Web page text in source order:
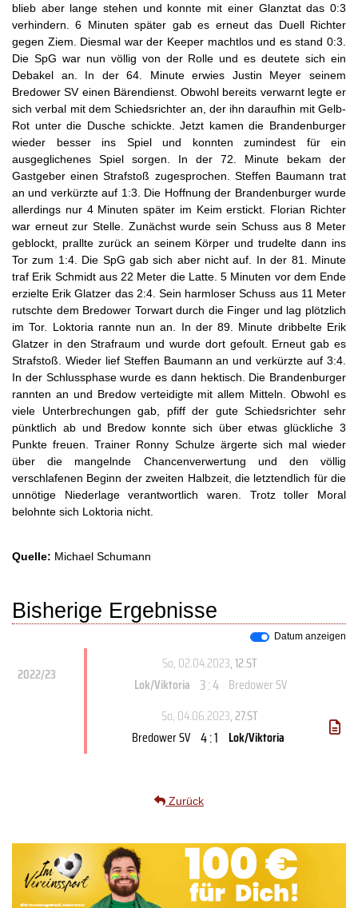
blieb aber lange stehen und konnte mit einer Glanztat das 0:3
verhindern. 6 Minuten später gab es erneut das Duell Richter
gegen Ziem. Diesmal war der Keeper machtlos und es stand 0:3.
Die SpG war nun völlig von der Rolle und es deutete sich ein
Debakel an. In der 64. Minute erwies Justin Meyer seinem
Bredower SV einen Bärendienst. Obwohl bereits verwarnt legte er
sich verbal mit dem Schiedsrichter an, der ihn daraufhin mit Gelb-
Rot unter die Dusche schickte. Jetzt kamen die Brandenburger
wieder besser ins Spiel und konnten zumindest für ein
ausgeglichenes Spiel sorgen. In der 72. Minute bekam der
Gastgeber einen Strafstoß zugesprochen. Steffen Baumann trat
an und verkürzte auf 1:3. Die Hoffnung der Brandenburger wurde
allerdings nur 4 Minuten später im Keim erstickt. Florian Richter
war erneut zur Stelle. Zunächst wurde sein Schuss aus 8 Meter
geblockt, prallte zurück an seinem Körper und trudelte dann ins
Tor zum 1:4. Die SpG gab sich aber nicht auf. In der 81. Minute
traf Erik Schmidt aus 22 Meter die Latte. 5 Minuten vor dem Ende
erzielte Erik Glatzer das 2:4. Sein harmloser Schuss aus 11 Meter
rutschte dem Bredower Torwart durch die Finger und lag plötzlich
im Tor. Loktoria rannte nun an. In der 89. Minute dribbelte Erik
Glatzer in den Strafraum und wurde dort gefoult. Erneut gab es
Strafstoß. Wieder lief Steffen Baumann an und verkürzte auf 3:4.
In der Schlussphase wurde es dann hektisch. Die Brandenburger
rannten an und Bredow verteidigte mit allem Mitteln. Obwohl es
viele Unterbrechungen gab, pfiff der gute Schiedsrichter sehr
pünktlich ab und Bredow konnte sich über etwas glückliche 3
Punkte freuen. Trainer Ronny Schulze ärgerte sich mal wieder
über die mangelnde Chancenverwertung und den völlig
verschlafenen Beginn der zweiten Halbzeit, die letztendlich für die
unnötige Niederlage verantwortlich waren. Trotz toller Moral
belohnte sich Loktoria nicht.
Quelle: Michael Schumann
Bisherige Ergebnisse
Datum anzeigen
2022/23
So, 02.04.2023, 12.ST
Lok/Viktoria 3 : 4 Bredower SV
So, 04.06.2023, 27.ST
Bredower SV 4 : 1 Lok/Viktoria
Zurück